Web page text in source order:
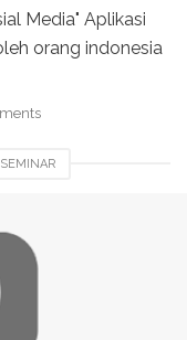
Media" Aplikasi
orang indonesia
SEMINAR